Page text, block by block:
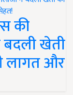
की
बदली खेती
लागत और